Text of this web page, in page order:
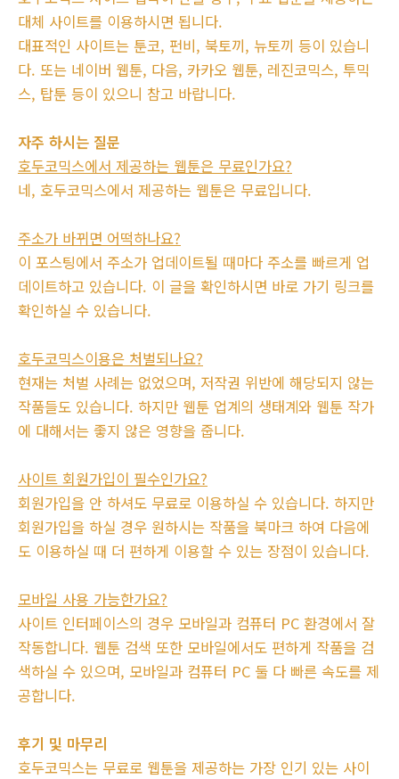
대체 사이트를 이용하시면 됩니다.
대표적인 사이트는 툰코, 펀비, 북토끼, 뉴토끼 등이 있습니
다. 또는 네이버 웹툰, 다음, 카카오 웹툰, 레진코믹스, 투믹
스, 탑툰 등이 있으니 참고 바랍니다.
자주 하시는 질문
호두코믹스에서 제공하는 웹툰은 무료인가요?
네, 호두코믹스에서 제공하는 웹툰은 무료입니다.
주소가 바뀌면 어떡하나요?
이 포스팅에서 주소가 업데이트될 때마다 주소를 빠르게 업
데이트하고 있습니다. 이 글을 확인하시면 바로 가기 링크를
확인하실 수 있습니다.
호두코믹스이용은 처벌되나요?
현재는 처벌 사례는 없었으며, 저작권 위반에 해당되지 않는
작품들도 있습니다. 하지만 웹툰 업계의 생태계와 웹툰 작가
에 대해서는 좋지 않은 영향을 줍니다.
사이트 회원가입이 필수인가요?
회원가입을 안 하셔도 무료로 이용하실 수 있습니다. 하지만
회원가입을 하실 경우 원하시는 작품을 북마크 하여 다음에
도 이용하실 때 더 편하게 이용할 수 있는 장점이 있습니다.
모바일 사용 가능한가요?
사이트 인터페이스의 경우 모바일과 컴퓨터 PC 환경에서 잘
작동합니다. 웹툰 검색 또한 모바일에서도 편하게 작품을 검
색하실 수 있으며, 모바일과 컴퓨터 PC 둘 다 빠른 속도를 제
공합니다.
후기 및 마무리
호두코믹스는 무료로 웹툰을 제공하는 가장 인기 있는 사이